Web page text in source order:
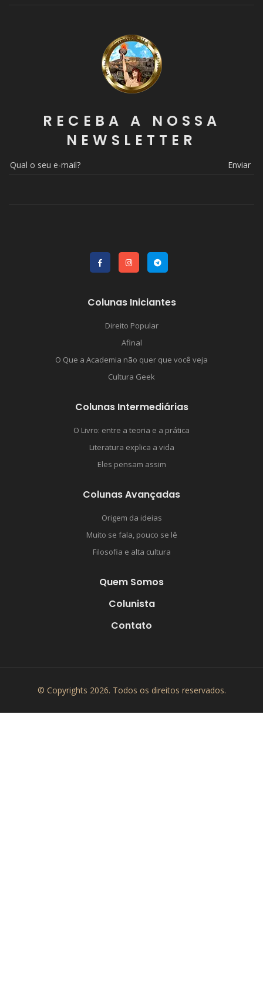
RECEBA A NOSSA
NEWSLETTER
Enviar
Colunas Iniciantes
Direito Popular
Afinal
O Que a Academia não quer que você veja
Cultura Geek
Colunas Intermediárias
O Livro: entre a teoria e a prática
Literatura explica a vida
Eles pensam assim
Colunas Avançadas
Origem da ideias
Muito se fala, pouco se lê
Filosofia e alta cultura
Quem Somos
Colunista
Contato
© Copyrights 2026. Todos os direitos reservados.